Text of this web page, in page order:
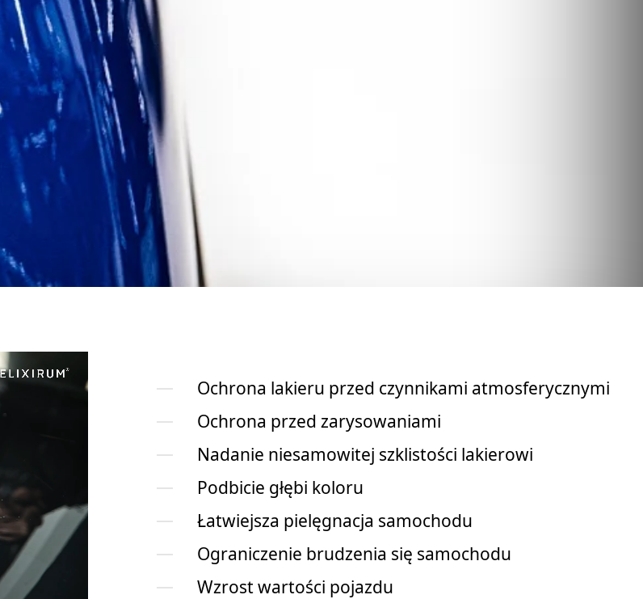
Ochrona lakieru przed czynnikami atmosferycznymi
Ochrona przed zarysowaniami
Nadanie niesamowitej szklistości lakierowi
Podbicie głębi koloru
Łatwiejsza pielęgnacja samochodu
Ograniczenie brudzenia się samochodu
Wzrost wartości pojazdu